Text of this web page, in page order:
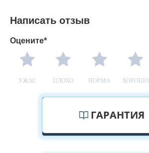
Написать отзыв
Оцените*
УЖАС ПЛОХО НОРМА ХОРОШО
ГАРАНТИЯ